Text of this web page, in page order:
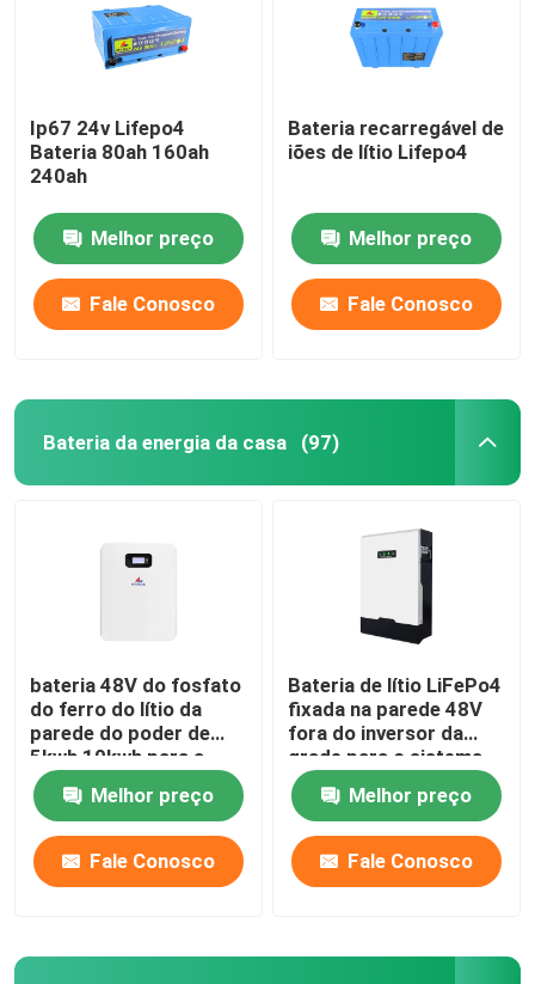
Ip67 24v Lifepo4
Bateria 80ah 160ah
240ah
Melhor preço
Fale Conosco
Bateria recarregável de
iões de lítio Lifepo4
Melhor preço
Fale Conosco
Bateria da energia da casa (97)
bateria 48V do fosfato
do ferro do lítio da
parede do poder de
5kwh 10kwh para a
central elétrica da
casa
Melhor preço
Fale Conosco
Bateria de lítio LiFePo4
fixada na parede 48V
fora do inversor da
grade para o sistema
das energias solares
da casaMelhor preço
Fale Conosco